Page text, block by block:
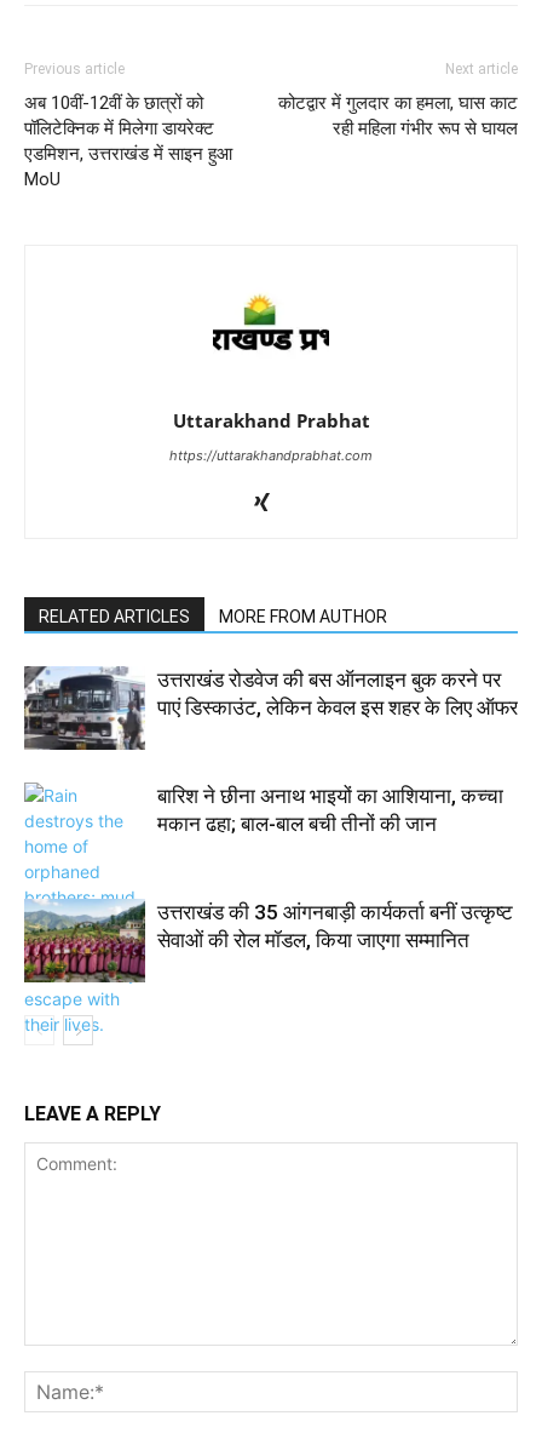
Previous article
अब 10वीं-12वीं के छात्रों को
पॉलिटेक्निक में मिलेगा डायरेक्ट
एडमिशन, उत्तराखंड में साइन हुआ
MoU
Next article
कोटद्वार में गुलदार का हमला, घास काट
रही महिला गंभीर रूप से घायल
Uttarakhand Prabhat
https://uttarakhandprabhat.com
RELATED ARTICLES MORE FROM AUTHOR
उत्तराखंड रोडवेज की बस ऑनलाइन बुक करने पर
पाएं डिस्काउंट, लेकिन केवल इस शहर के लिए ऑफर
बारिश ने छीना अनाथ भाइयों का आशियाना, कच्चा
मकान ढहा; बाल-बाल बची तीनों की जान
उत्तराखंड की 35 आंगनबाड़ी कार्यकर्ता बनीं उत्कृष्ट
सेवाओं की रोल मॉडल, किया जाएगा सम्मानित
LEAVE A REPLY